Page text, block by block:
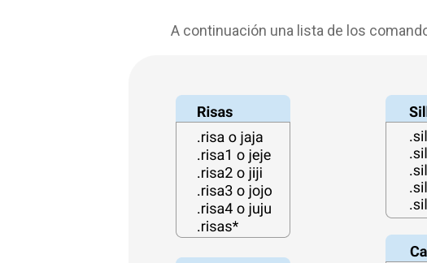
A continuación una lista de los